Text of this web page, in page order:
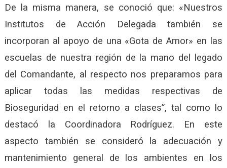
De la misma manera, se conoció que: «Nuestros
Institutos de Acción Delegada también se
incorporan al apoyo de una «Gota de Amor» en las
escuelas de nuestra región de la mano del legado
del Comandante, al respecto nos preparamos para
aplicar todas las medidas respectivas de
Bioseguridad en el retorno a clases”, tal como lo
destacó la Coordinadora Rodríguez. En este
aspecto también se consideró la adecuación y
mantenimiento general de los ambientes en los